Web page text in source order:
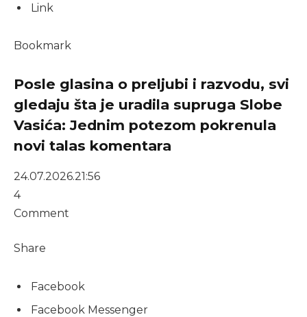
Link
Bookmark
Posle glasina o preljubi i razvodu, svi
gledaju šta je uradila supruga Slobe
Vasića: Jednim potezom pokrenula
novi talas komentara
24.07.2026.21:56
4
Comment
Share
Facebook
Facebook Messenger